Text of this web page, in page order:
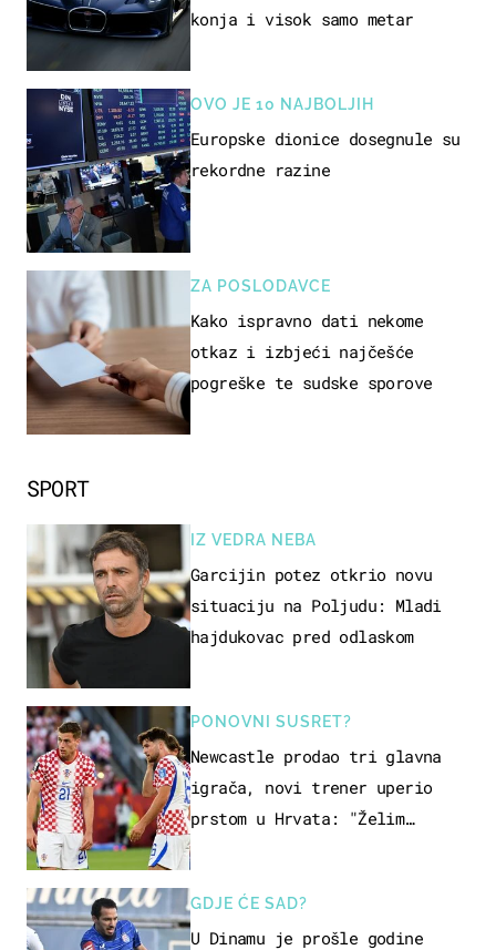
SPORT
IZ VEDRA NEBA
Garcijin potez otkrio novu
situaciju na Poljudu: Mladi
hajdukovac pred odlaskom
PONOVNI SUSRET?
Newcastle prodao tri glavna
igrača, novi trener uperio
prstom u Hrvata: "Želim
GDJE ĆE SAD?
U Dinamu je prošle godine
konja i visok samo metar
OVO JE 10 NAJBOLJIH
Europske dionice dosegnule su
rekordne razine
ZA POSLODAVCE
Kako ispravno dati nekome
otkaz i izbjeći najčešće
pogreške te sudske sporove